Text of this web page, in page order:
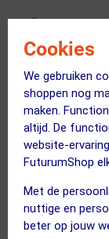
Cookies
We gebruiken
shoppen nog
maken.
altijd. De
website-
FuturumShop
Met de
nuttige en
beter op jouw
Vergelijk